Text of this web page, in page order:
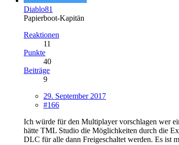
Diablo81
Papierboot-Kapitän
Reaktionen
11
Punkte
40
Beiträge
9
29. September 2017
#166
Ich würde für den Multiplayer vorschlagen wer
hätte TML Studio die Möglichkeiten durch die
DLC für alle dann Freigeschaltet werden. Es ist